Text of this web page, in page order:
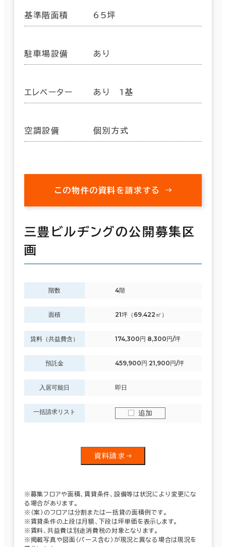
基準階面積 65坪
駐車場設備 あり
エレベーター あり 1基
空調設備 個別方式
この物件の資料を請求する
三豊ビルヂングの公開募集区
画
階数 4階
面積 21坪（69.422㎡）
賃料（共益費含） 174,300円 8,300円/坪
預託金 459,900円 21,900円/坪
入居可能日 即日
一括請求リスト 追加
資料請求
※募集フロアや面積、賃貸条件、設備等は状況により変更にな
る場合があります。
※（案）のフロアは分割または一括貸の面積例です。
※賃貸条件の上段は月額、下段は坪単価を表示します。
※賃料、共益費は別途消費税の対象となります。
※掲載写真や図面（パース含む）が現況と異なる場合は現況を